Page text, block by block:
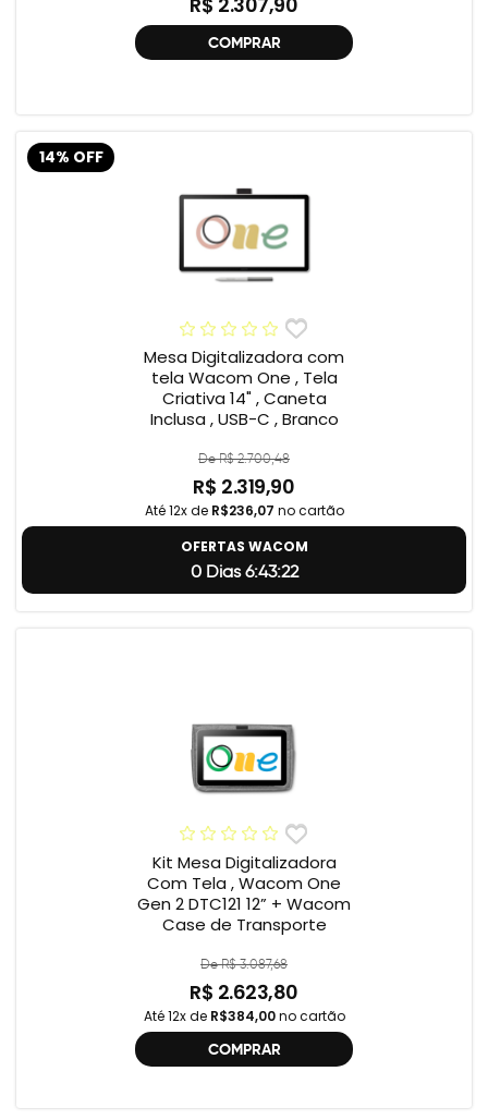
COMPRAR
14% OFF
Mesa Digitalizadora com
tela Wacom One , Tela
Criativa 14" , Caneta
Inclusa , USB-C , Branco
De R$ 2.700,48
R$ 2.319,90
Até 12x de R$236,07 no cartão
OFERTAS WACOM
0 Dias 6:43:21
Kit Mesa Digitalizadora
Com Tela , Wacom One
Gen 2 DTC121 12” + Wacom
Case de Transporte
De R$ 3.087,68
R$ 2.623,80
Até 12x de R$384,00no cartão
COMPRAR